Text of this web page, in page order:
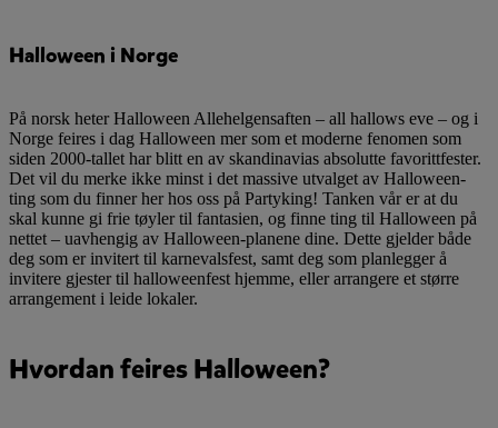
Halloween i Norge
På norsk heter Halloween Allehelgensaften – all hallows eve – og i
Norge feires i dag Halloween mer som et moderne fenomen som
siden 2000-tallet har blitt en av skandinavias absolutte favorittfester.
Det vil du merke ikke minst i det massive utvalget av Halloween-
ting som du finner her hos oss på Partyking! Tanken vår er at du
skal kunne gi frie tøyler til fantasien, og finne ting til Halloween på
nettet – uavhengig av Halloween-planene dine. Dette gjelder både
deg som er invitert til karnevalsfest, samt deg som planlegger å
invitere gjester til halloweenfest hjemme, eller arrangere et større
arrangement i leide lokaler.
Hvordan feires Halloween?